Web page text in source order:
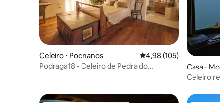
Celeiro ⋅ Podnanos 4,98 de uma avaliação
4,98 (105)
Podraga18 - Celeiro de Pedra do
Casa ⋅
Celeiro